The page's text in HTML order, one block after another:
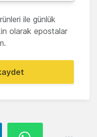
ile günlük
olarak epostalar